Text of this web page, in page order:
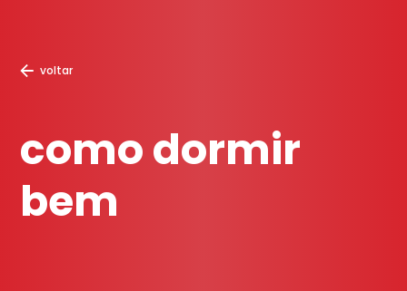
voltar
como dormir
bem